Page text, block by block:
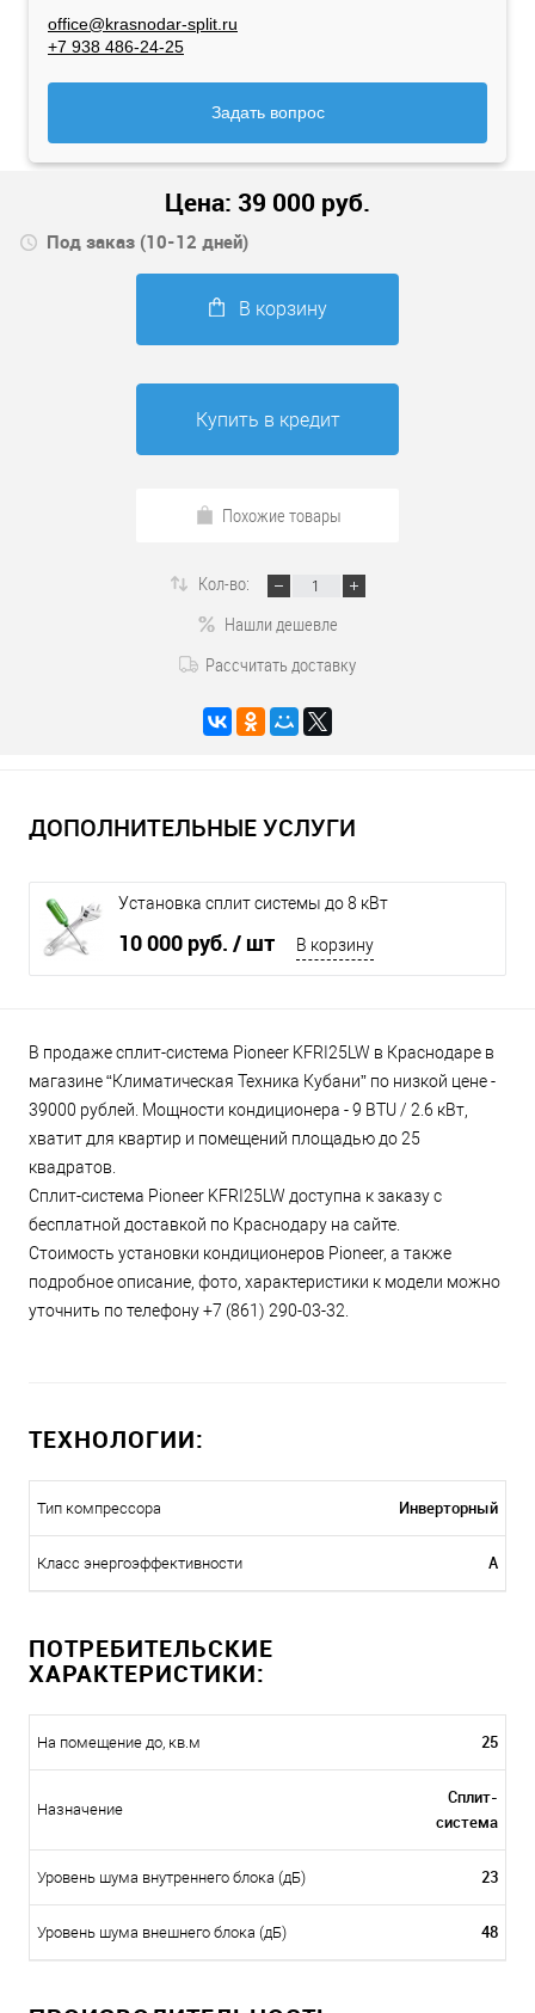
office@krasnodar-split.ru
+7 938 486-24-25
Задать вопрос
Цена: 39 000 руб.
Под заказ (10-12 дней)
В корзину
Купить в кредит
Похожие товары
Кол-во:
Нашли дешевле
Рассчитать доставку
ДОПОЛНИТЕЛЬНЫЕ УСЛУГИ
Установка сплит системы до 8 кВт
10 000 руб. / шт В корзину
В продаже сплит-система Pioneer KFRI25LW в Краснодаре в
магазине “Климатическая Техника Кубани” по низкой цене -
39000 рублей. Мощности кондиционера - 9 BTU / 2.6 кВт,
хватит для квартир и помещений площадью до 25
квадратов.
Сплит-система Pioneer KFRI25LW доступна к заказу с
бесплатной доставкой по Краснодару на сайте.
Стоимость установки кондиционеров Pioneer, а также
подробное описание, фото, характеристики к модели можно
уточнить по телефону +7 (861) 290-03-32.
ТЕХНОЛОГИИ:
Тип компрессора Инверторный
Класс энергоэффективности A
ПОТРЕБИТЕЛЬСКИЕ
ХАРАКТЕРИСТИКИ:
На помещение до, кв.м 25
Назначение
Сплит-
система
Уровень шума внутреннего блока (дБ) 23
Уровень шума внешнего блока (дБ) 48